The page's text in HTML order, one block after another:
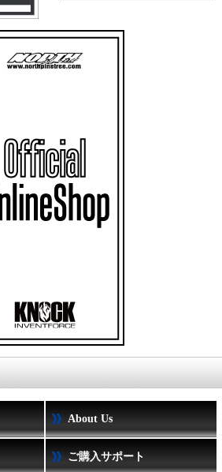
About Us
ご購入サポート